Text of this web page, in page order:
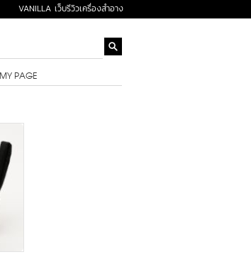
VANILLA เว็บรีวิวเครื่องสำอาง
MY PAGE